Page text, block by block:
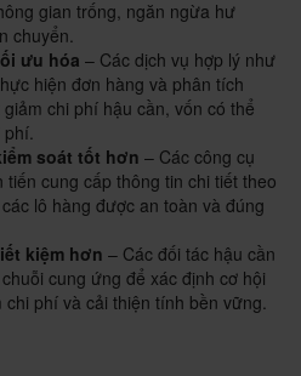
gian trống, ngăn ngừa hư
chuyển.
ưu hóa – Các dịch vụ hợp lý như
hiện đơn hàng và phân tích
chi phí hậu cần, vốn có thể
phí.
soát tốt hơn – Các công cụ
cung cấp thông tin chi tiết theo
lô hàng được an toàn và đúng
kiệm hơn – Các đối tác hậu cần
cung ứng để xác định cơ hội
phí và cải thiện tính bền vững.